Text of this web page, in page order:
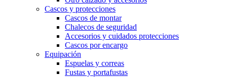
Cascos y protecciones
Cascos de montar
Chalecos de seguridad
Accesorios y cuidados protecciones
Cascos por encargo
Equipación
Espuelas y correas
Fustas y portafustas